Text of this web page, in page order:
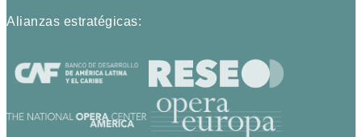
Alianzas estratégicas: